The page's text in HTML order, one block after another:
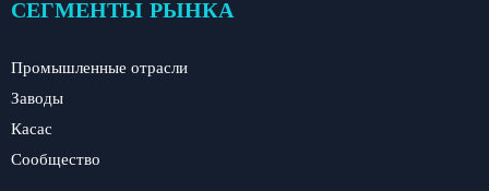
СЕГМЕНТЫ РЫНКА
Промышленные отрасли
Заводы
Касас
Сообщество